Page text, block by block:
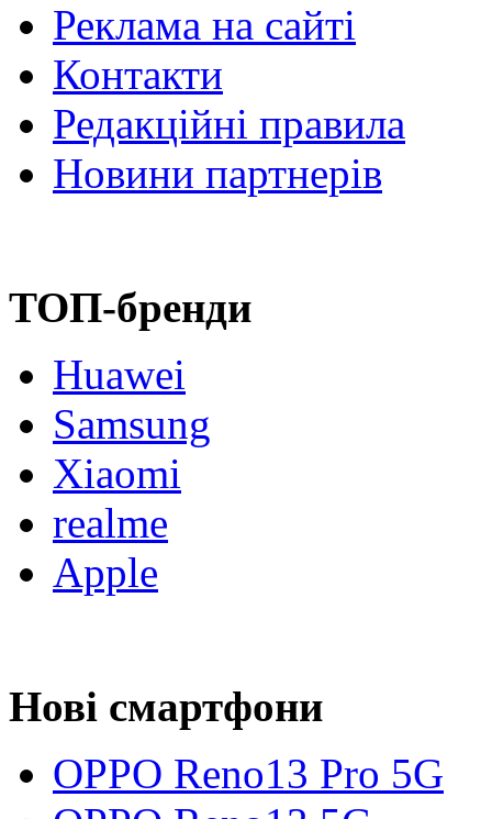
Реклама на сайті
Контакти
Редакційні правила
Новини партнерів
ТОП-бренди
Huawei
Samsung
Xiaomi
realme
Apple
Нові смартфони
OPPO Reno13 Pro 5G